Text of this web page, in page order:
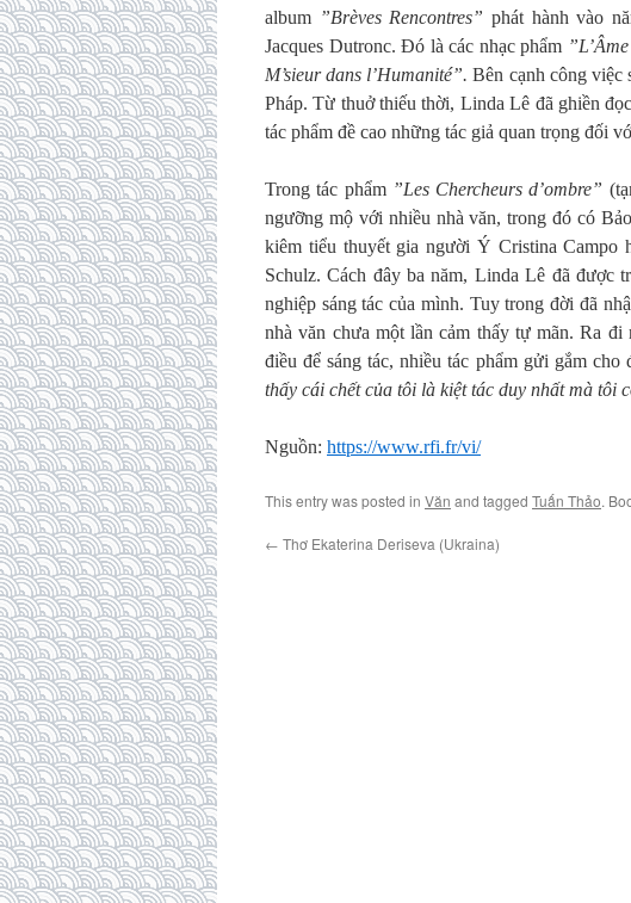
album ”Brèves Rencontres” phát hành vào
Jacques Dutronc. Đó là các nhạc phẩm
M’sieur dans l’Humanité”.Bên cạnh công việc
Pháp. Từ thuở thiếu thời, Linda Lê đã ghiền
tác phẩm đề cao những tác giả quan trọng đối
Trong tác phẩm ”Les Chercheurs d’ombre”
ngưỡng mộ với nhiều nhà văn, trong đó có
kiêm tiểu thuyết gia người Ý Cristina
Schulz. Cách đây ba năm, Linda Lê đã được
nghiệp sáng tác của mình. Tuy trong đời đã
nhà văn chưa một lần cảm thấy tự mãn. Ra
điều để sáng tác, nhiều tác phẩm gửi gắm
thấy cái chết của tôi là kiệt tác duy nhất mà tôi
Nguồn: https://www.rfi.fr/vi/
This entry was posted in Văn and tagged Tuấn Thảo.
← Thơ Ekaterina Deriseva (Ukraina)